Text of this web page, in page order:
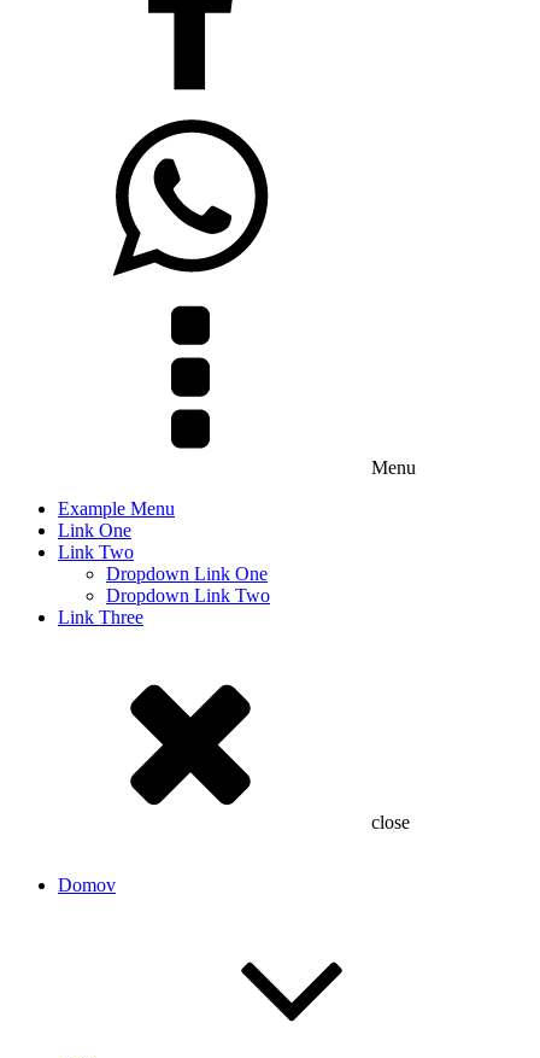
Menu
Example Menu
Link One
Link Two
Dropdown Link One
Dropdown Link Two
Link Three
close
Domov